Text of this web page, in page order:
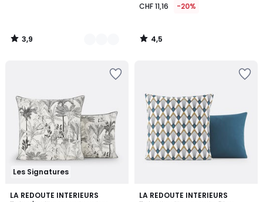
3,9
/
CHF 11,16 -20%
4,5
/
Les Signatures
LA REDOUTE INTERIEURS
4,6
LA REDOUTE INTERIEURS
4,6